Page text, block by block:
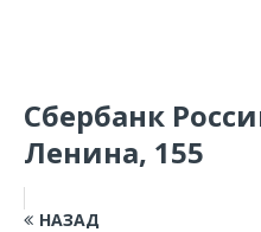
Сбербанк
Ленина, 155
НАЗАД